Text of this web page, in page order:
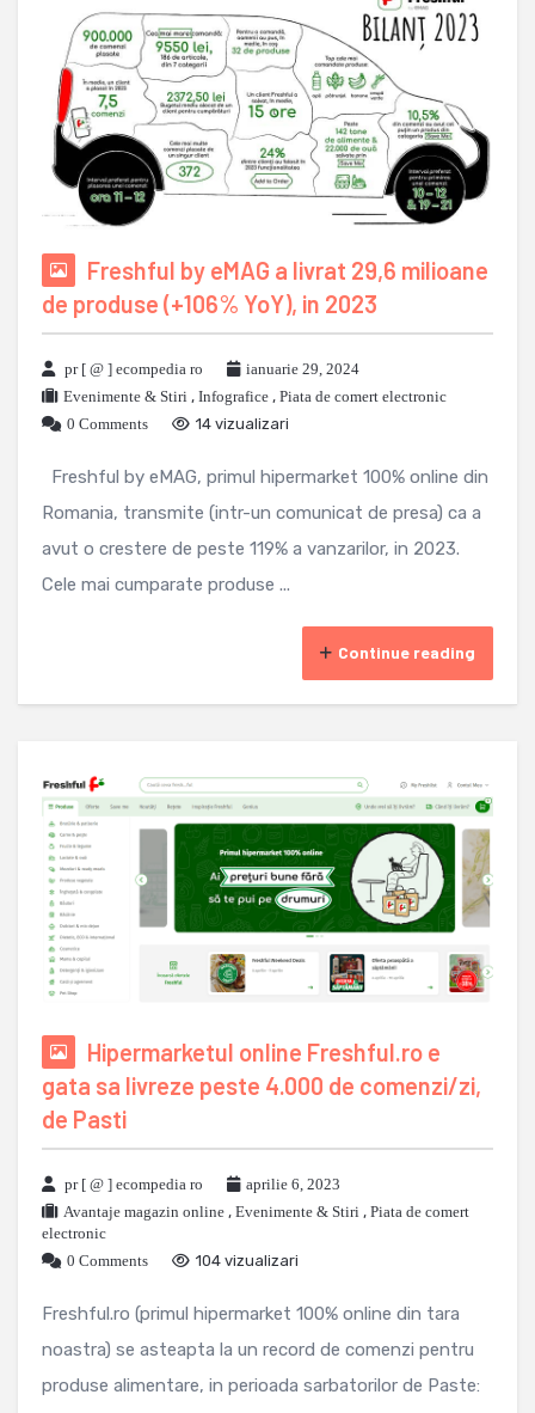
Freshful by eMAG a livrat 29,6 milioane
de produse (+106% YoY), in 2023
pr [ @ ] ecompedia ro
ianuarie 29, 2024
Evenimente & Stiri , Infografice , Piata de comert electronic
0 Comments
14 vizualizari
Freshful by eMAG, primul hipermarket 100% online din
Romania, transmite (intr-un comunicat de presa) ca a
avut o crestere de peste 119% a vanzarilor, in 2023.
Cele mai cumparate produse ...
Continue reading
Hipermarketul online Freshful.ro e
gata sa livreze peste 4.000 de comenzi/zi,
de Pasti
pr [ @ ] ecompedia ro
aprilie 6, 2023
Avantaje magazin online , Evenimente & Stiri , Piata de comert
electronic
0 Comments
104 vizualizari
Freshful.ro (primul hipermarket 100% online din tara
noastra) se asteapta la un record de comenzi pentru
produse alimentare, in perioada sarbatorilor de Paste: